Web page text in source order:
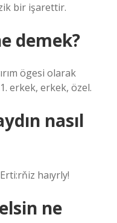
bir işarettir.
demek?
ögesi olarak
erkek, erkek, özel.
nasıl
haıyrly!
ne